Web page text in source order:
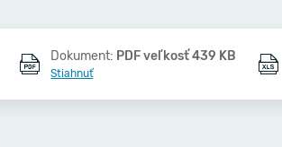
Dokument: PDF veľkosť 439 KB
Stiahnuť